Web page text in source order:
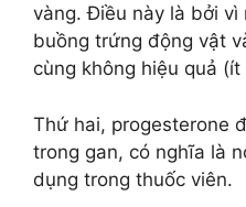
vàng. Điều này là bởi
buồng trứng động vật
cùng không hiệu quả
Thứ hai, progesterone
trong gan, có nghĩa là
dụng trong thuốc viên.